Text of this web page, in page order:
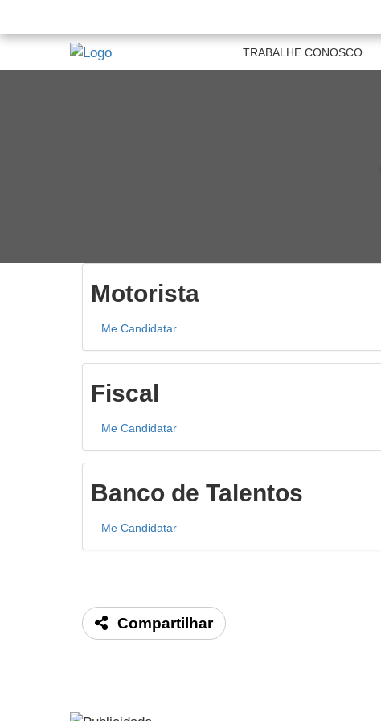
TRABALHE CONOSCO
Motorista
Me Candidatar
Fiscal
Me Candidatar
Banco de Talentos
Me Candidatar
Compartilhar